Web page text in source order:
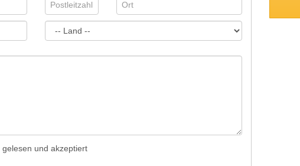
gelesen und akzeptiert